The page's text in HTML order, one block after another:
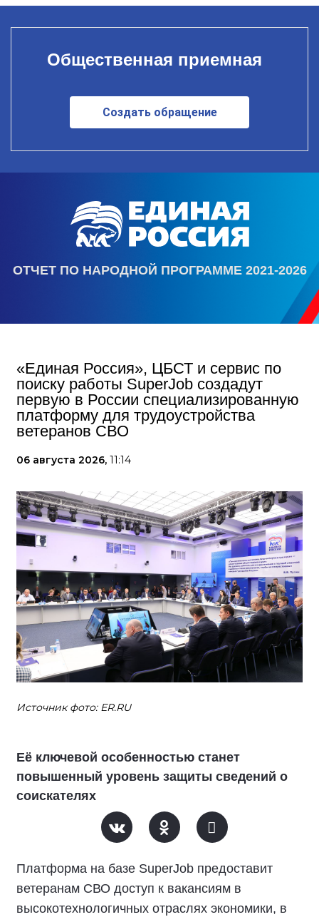
Общественная приемная
Создать обращение
ОТЧЕТ ПО НАРОДНОЙ ПРОГРАММЕ 2021-2026
«Единая Россия», ЦБСТ и сервис по
поиску работы SuperJob создадут
первую в России специализированную
платформу для трудоустройства
ветеранов СВО
06 августа 2026, 11:14
Источник фото: ER.RU
Её ключевой особенностью станет
повышенный уровень защиты сведений о
соискателях
Платформа на базе SuperJob предоставит
ветеранам СВО доступ к вакансиям в
высокотехнологичных отраслях экономики, в